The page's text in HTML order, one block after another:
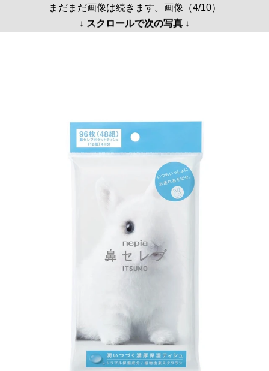
まだまだ画像は続きます。画像（4/10）
↓ スクロールで次の写真 ↓